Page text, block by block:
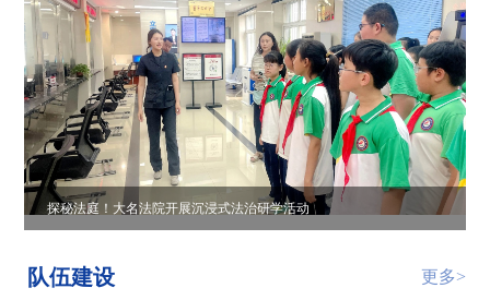
探秘法庭！大名法院开展沉浸式法治研学活动
队伍建设 更多>